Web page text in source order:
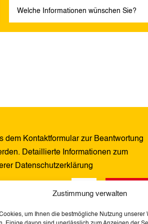
Zustimmung verwalten
um Ihnen die bestmögliche Nutzung unserer
dem Kontaktformular zur Beantwortung
Detaillierte Informationen zum
Datenschutzerklärung
14 + 10 = Senden